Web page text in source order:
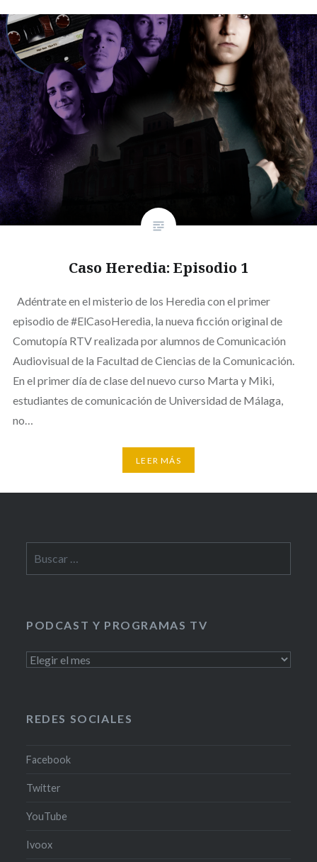
Caso Heredia: Episodio 1
Adéntrate en el misterio de los Heredia con el primer
episodio de #ElCasoHeredia, la nueva ficción original de
Comutopía RTV realizada por alumnos de Comunicación
Audiovisual de la Facultad de Ciencias de la Comunicación.
En el primer día de clase del nuevo curso Marta y Miki,
estudiantes de comunicación de Universidad de Málaga,
no…
LEER MÁS
PODCAST Y PROGRAMAS TV
PODCAST
REDES SOCIALES
Facebook
Twitter
YouTube
Ivoox